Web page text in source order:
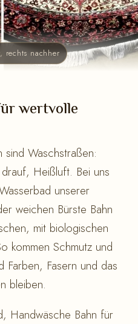
rechts nachher
wertvolle
sind Waschstraßen:
Heißluft. Bei uns
unserer
weichen Bürste Bahn
mit biologischen
kommen Schmutz und
Farben, Fasern und das
bleiben.
Handwäsche Bahn für